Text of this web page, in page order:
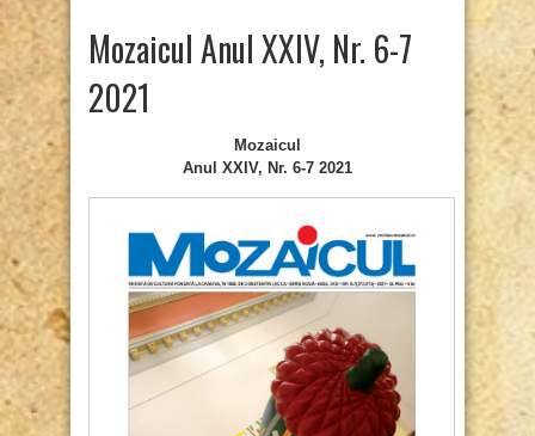
Mozaicul Anul XXIV, Nr. 6-7
2021
Mozaicul
Anul XXIV, Nr. 6-7 2021